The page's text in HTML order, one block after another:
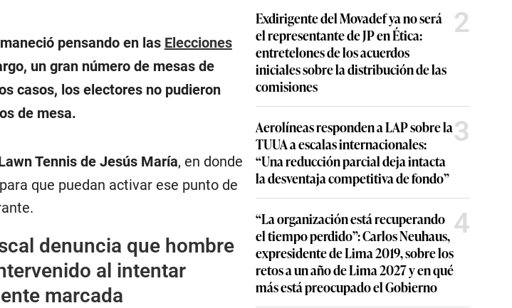
pensando en las Elecciones
un gran número de mesas de
casos, los electores no pudieron
de mesa.
Tennis de Jesús María, en donde
que puedan activar ese punto de
denuncia que hombre
al intentar
marcada
Exdirigente del Movadef ya no será
el representante de JP en Ética:
entretelones de los acuerdos
iniciales sobre la distribución de las
comisiones
2
Aerolíneas responden a LAP sobre la
TUUA a escalas internacionales:
“Una reducción parcial deja intacta
la desventaja competitiva de fondo”
3
“La organización está recuperando
el tiempo perdido”: Carlos Neuhaus,
expresidente de Lima 2019, sobre los
retos a un año de Lima 2027 y en qué
más está preocupado el Gobierno
4